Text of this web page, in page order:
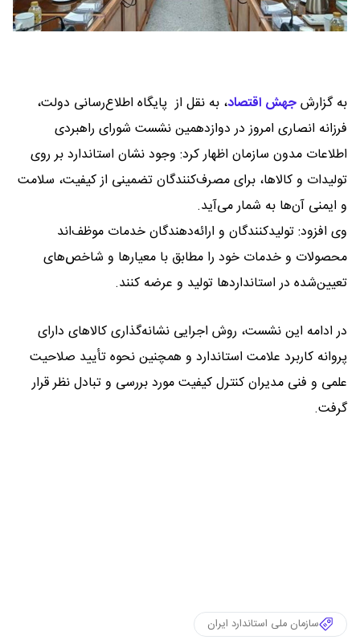
به گزارشجهش اقتصاد، به نقل از پایگاه اطلاع‌رسانی دولت،
فرزانه انصاری امروز در دوازدهمین نشست شورای راهبردی
اطلاعات مدون سازمان اظهار کرد: وجود نشان استاندارد بر روی
تولیدات و کالاها، برای مصرف‌کنندگان تضمینی از کیفیت، سلامت
و ایمنی آن‌ها به شمار می‌آید.
وی افزود: تولیدکنندگان و ارائه‌دهندگان خدمات موظف‌اند
محصولات و خدمات خود را مطابق با معیارها و شاخص‌های
تعیین‌شده در استانداردها تولید و عرضه کنند.
در ادامه این نشست، روش اجرایی نشانه‌گذاری کالاهای دارای
پروانه کاربرد علامت استاندارد و همچنین نحوه تأیید صلاحیت
علمی و فنی مدیران کنترل کیفیت مورد بررسی و تبادل نظر قرار
گرفت.
سازمان ملی استاندارد ایران